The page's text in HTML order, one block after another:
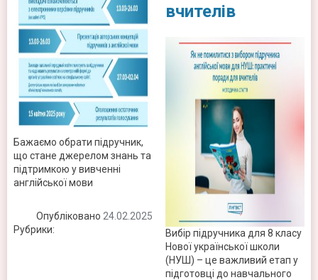
Бажаємо обрати підручник,
що стане джерелом знань та
підтримкою у вивченні
англійської мови
Опубліковано 24.02.2025
Рубрики:
вчителів
Вибір підручника для 8 класу
Нової української школи
(НУШ) – це важливий етап у
підготовці до навчального